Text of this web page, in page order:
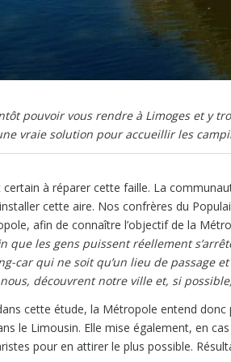
pouvoir vous rendre à Limoges et y
vraie solution pour accueillir les
certain à réparer cette faille. La
cette aire. Nos confrères du
afin de connaître l’objectif de la
que les gens puissent réellement
car qui ne soit qu’un lieu de passage
découvrent notre ville et, si
cette étude, la Métropole entend
le Limousin. Elle mise également, en
pour en attirer le plus possible.